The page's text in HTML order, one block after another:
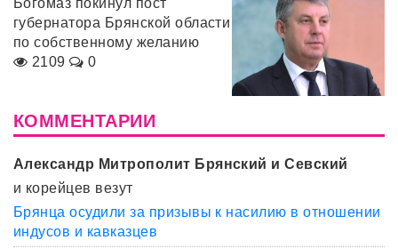
Богомаз покинул пост
губернатора Брянской области
по собственному желанию
2109
0
КОММЕНТАРИИ
Александр Митрополит Брянский и Севский
и корейцев везут
Брянца осудили за призывы к насилию в отношении
индусов и кавказцев